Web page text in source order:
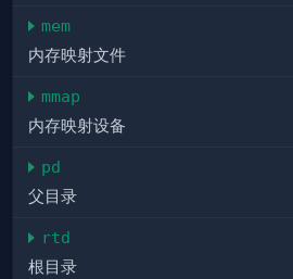
mem
内存映射文件
mmap
内存映射设备
pd
父目录
rtd
根目录